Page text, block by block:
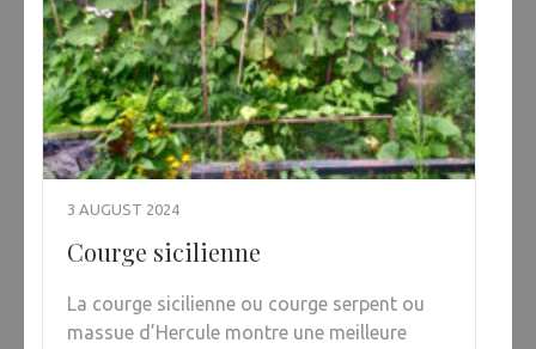
3 AUGUST 2024
Courge sicilienne
La courge sicilienne ou courge serpent ou
massue d’Hercule montre une meilleure